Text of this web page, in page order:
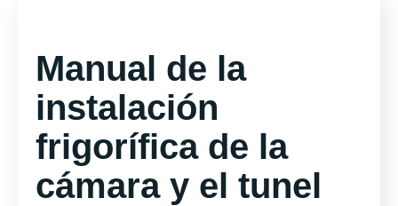
Manual de la
instalación
frigorífica de la
cámara y el tunel